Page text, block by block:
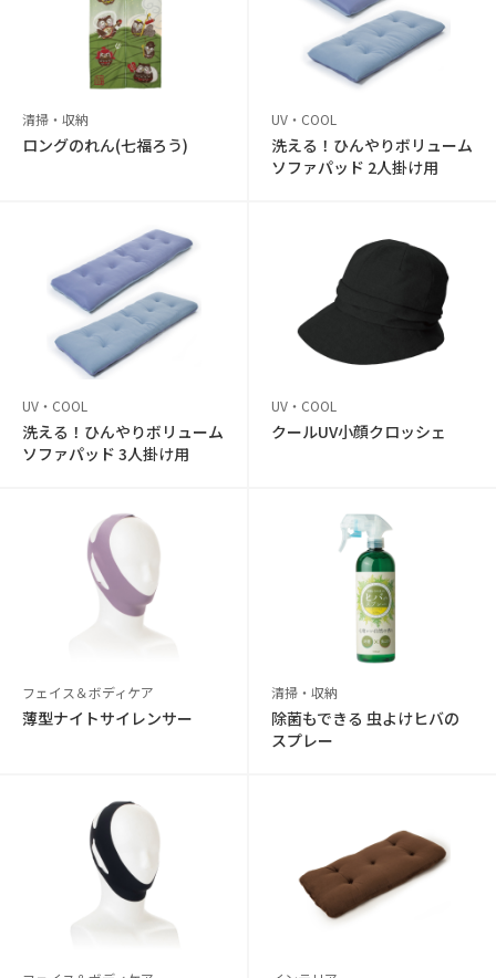
清掃・収納
ロングのれん(七福ろう)
UV・COOL
洗える！ひんやりボリューム
ソファパッド 2人掛け用
UV・COOL
洗える！ひんやりボリューム
ソファパッド 3人掛け用
UV・COOL
クールUV小顔クロッシェ
フェイス＆ボディケア
薄型ナイトサイレンサー
清掃・収納
除菌もできる 虫よけヒバの
スプレー